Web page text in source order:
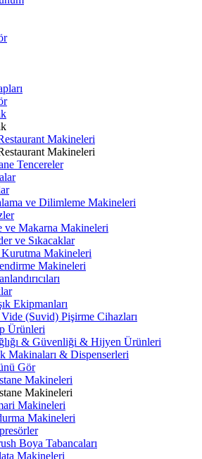
Makineleri
Makineleri
Tencereler
ve Dilimleme Makineleri
ve Makarna Makineleri
ve Sıkacaklar
Kurutma Makineleri
Makineleri
Ekipmanları
Vide (Suvid) Pişirme Cihazları
Ürünleri
& Güvenliği & Hijyen Ürünleri
Makinaları & Dispenserleri
Gör
Makineleri
Makineleri
Makineleri
Makineleri
Boya Tabancaları
Makineleri